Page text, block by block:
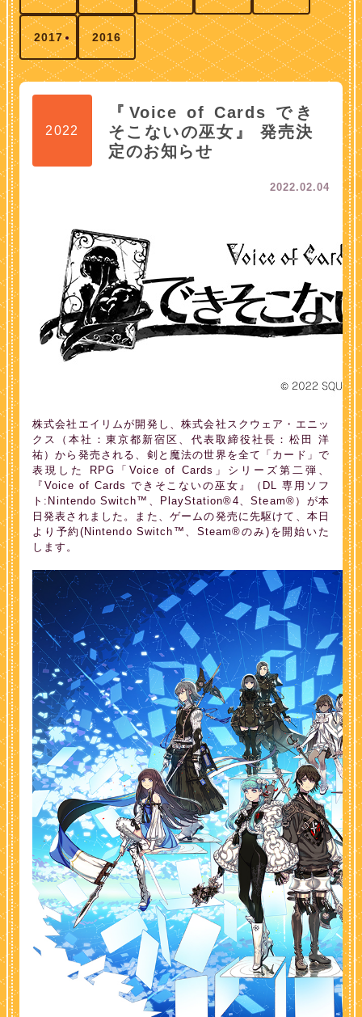
2017 2016
2022
『Voice of Cards でき
そこないの巫女』 発売決
定のお知らせ
2022.02.04
株式会社エイリムが開発し、株式会社スクウェア・エニッ
クス（本社：東京都新宿区、代表取締役社長：松田 洋
祐）から発売される、剣と魔法の世界を全て「カード」で
表現した RPG「Voice of Cards」シリーズ第二弾、
『Voice of Cards できそこないの巫女』（DL 専用ソフ
ト:Nintendo Switch™、PlayStation®4、Steam®）が本
日発表されました。また、ゲームの発売に先駆けて、本日
より予約(Nintendo Switch™、Steam®のみ)を開始いた
します。